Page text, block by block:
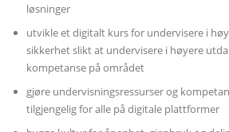
løsninger
utvikle et digitalt kurs for undervisere i
sikkerhet slikt at undervisere i høyere
kompetanse på området
gjøre undervisningsressurser og
tilgjengelig for alle på digitale plattformer